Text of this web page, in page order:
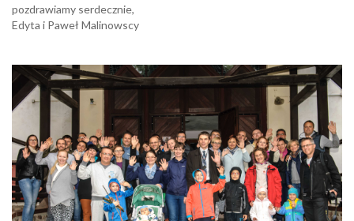
pozdrawiamy serdecznie,
Edyta i Paweł Malinowscy